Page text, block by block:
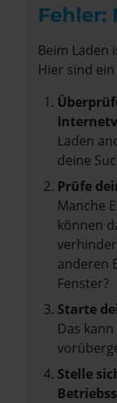
Fehler:
Beim Laden
Hier sind
Laden
deine
Prüfe
Manche
können
anderen
Fenster?
Starte
Das
Stelle